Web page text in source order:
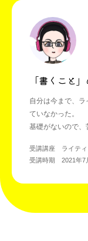
「書くこと
自分は今まで、
ていなかった。
基礎がないので、
受講講座 ライティ
受講時期 2021年7